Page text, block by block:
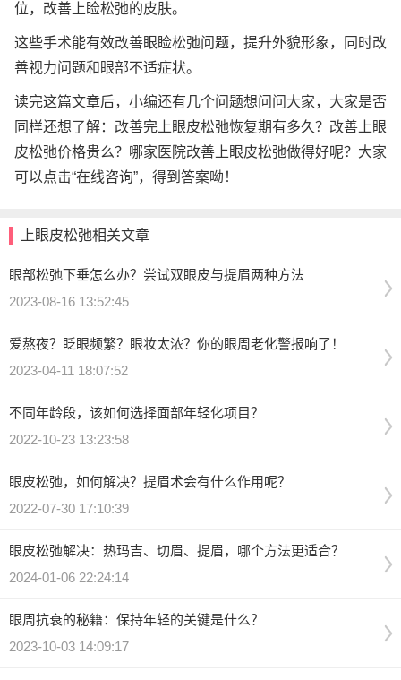
位，改善上睑松弛的皮肤。
这些手术能有效改善眼睑松弛问题，提升外貌形象，同时改
善视力问题和眼部不适症状。
读完这篇文章后，小编还有几个问题想问问大家，大家是否
同样还想了解：改善完上眼皮松弛恢复期有多久？改善上眼
皮松弛价格贵么？哪家医院改善上眼皮松弛做得好呢？大家
可以点击“在线咨询”，得到答案呦！
上眼皮松弛相关文章
眼部松弛下垂怎么办？尝试双眼皮与提眉两种方法
2023-08-16 13:52:45
爱熬夜？眨眼频繁？眼妆太浓？你的眼周老化警报响了！
2023-04-11 18:07:52
不同年龄段，该如何选择面部年轻化项目？
2022-10-23 13:23:58
眼皮松弛，如何解决？提眉术会有什么作用呢？
2022-07-30 17:10:39
眼皮松弛解决：热玛吉、切眉、提眉，哪个方法更适合？
2024-01-06 22:24:14
眼周抗衰的秘籍：保持年轻的关键是什么？
2023-10-03 14:09:17